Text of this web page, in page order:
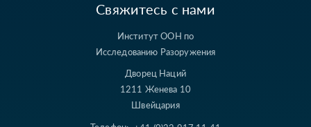
Свяжитесь с нами
Институт ООН по
Исследованию Разоружения
Дворец Наций
1211 Женева 10
Швейцария